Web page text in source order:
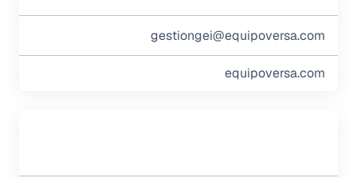
gestiongei@equipoversa.com
equipoversa.com